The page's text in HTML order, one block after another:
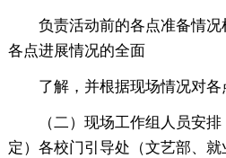
负责活动前的各点准备情况
各点进展情况的全面
了解，并根据现场情况对各
（二）现场工作组人员安排
定）各校门引导处（文艺部、就